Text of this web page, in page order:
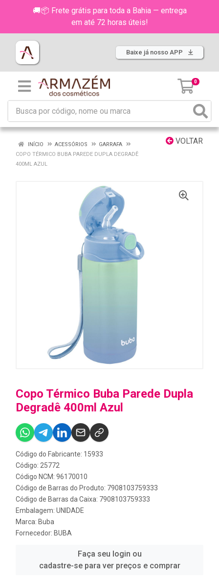
🚚📦 Frete grátis para toda a Bahia — entrega
em até 72 horas úteis!
Baixe já nosso APP
0
VOLTAR
INÍCIO ACESSÓRIOS
GARRAFA
COPO TÉRMICO BUBA PAREDE DUPLA DEGRADÊ
400ML AZUL
Copo Térmico Buba Parede Dupla
Degradê 400ml Azul
Código do Fabricante: 15933
Código: 25772
Código NCM: 96170010
Código de Barras do Produto: 7908103759333
Código de Barras da Caixa: 7908103759333
Embalagem: UNIDADE
Marca: Buba
Fornecedor: BUBA
Faça seu login ou
cadastre-se para ver preços e comprar